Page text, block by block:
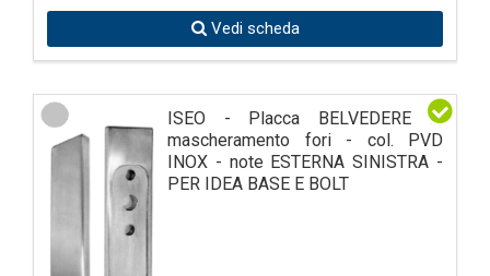
Vedi scheda
ISEO - Placca BELVEDERE di
mascheramento fori - col. PVD
INOX - note ESTERNA SINISTRA -
PER IDEA BASE E BOLT